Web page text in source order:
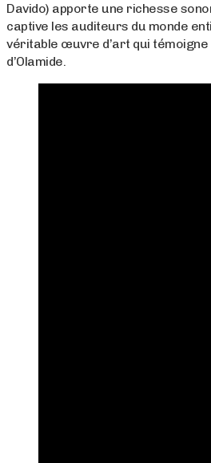
Davido) apporte une richesse
captive les auditeurs du monde
véritable œuvre d’art qui
d’Olamide.